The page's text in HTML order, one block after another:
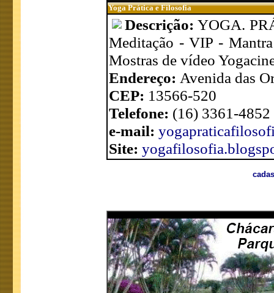
Yoga Prática e Filosofia
Descrição:YOGA.
Meditação - VIP -
Mostras de vídeo
Endereço: Avenida das
CEP: 13566-520
Telefone: (16) 3361-
e-mail:
Site: